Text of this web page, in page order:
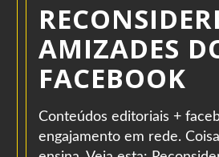
AMIZADES
FACEBOOK
Conteúdos editoriais +
engajamento em rede.